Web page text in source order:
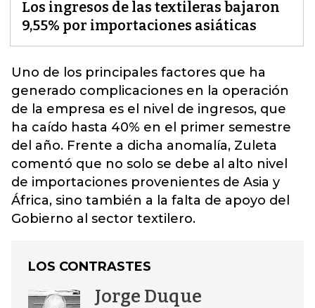
Los ingresos de las textileras bajaron
9,55% por importaciones asiáticas
Uno de los principales factores que ha
generado complicaciones en la operación
de la empresa es el nivel de ingresos, que
ha caído hasta 40% en el primer semestre
del año. Frente a dicha anomalía, Zuleta
comentó que no solo se debe al alto nivel
de importaciones provenientes de Asia y
África, sino también a la falta de apoyo del
Gobierno al sector textilero.
LOS CONTRASTES
Jorge Duque